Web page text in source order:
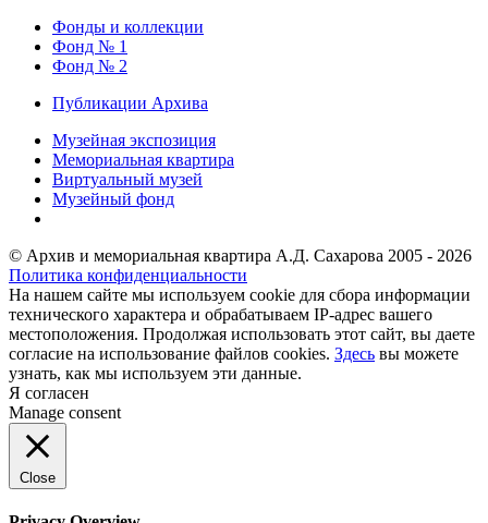
Фонды и коллекции
Фонд № 1
Фонд № 2
Публикации Архива
Музейная экспозиция
Мемориальная квартира
Виртуальный музей
Музейный фонд
© Архив и мемориальная квартира А.Д. Сахарова 2005 - 2026
Политика конфиденциальности
На нашем сайте мы используем cookie для сбора информации
технического характера и обрабатываем IP-адрес вашего
местоположения. Продолжая использовать этот сайт, вы даете
согласие на использование файлов cookies. Здесь вы можете
узнать, как мы используем эти данные.
Я согласен
Manage consent
Close